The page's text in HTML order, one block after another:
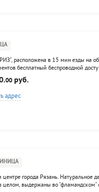
расположена в 15 мин езды на
бесплатный беспроводной
в номер. Гостиница
в город) и минибаром. За...
00руб.
адрес
города Рязань. Натуральное
целом, выдержаны во "фламандском"